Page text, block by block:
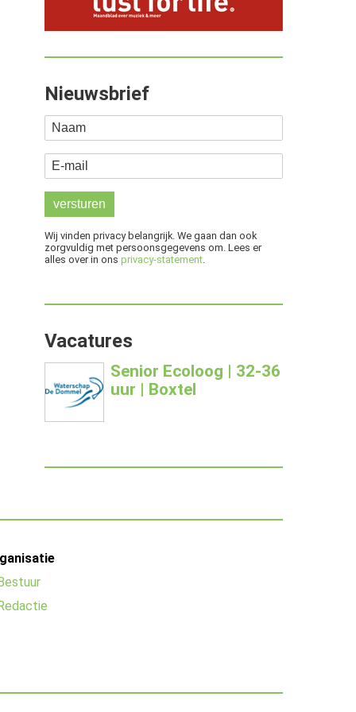
Nieuwsbrief
Naam
E-mail
Wij vinden privacy belangrijk. We gaan dan ook
zorgvuldig met persoonsgegevens om. Lees er
alles over in ons privacy-statement
Vacatures
Senior Ecoloog | 32-36
uur | Boxtel